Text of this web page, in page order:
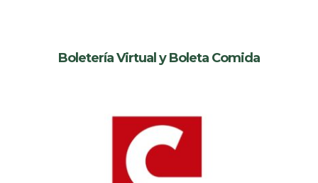
Boletería Virtual y Boleta Comida